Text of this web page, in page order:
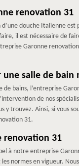
renovation 31
douche Italienne
il est nécessaire de
Garonne
une salle de bain
de bains, l’entreprise
de nos
y trouvez. Ainsi, si vous
31.
renovation 31
à notre entreprise
normes en vigueur.